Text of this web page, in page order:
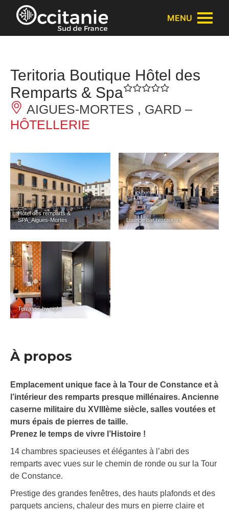
Panneau de gestion des cookies
MENU
Teritoria Boutique Hôtel des
Remparts & Spa
AIGUES-MORTES , GARD –
HÔTELLERIE
Hôtel des remparts &
SPA_Aigues-Mortes
Lounge bar restaurant
Terrasse by night
À propos
Emplacement unique face à la Tour de Constance et à
l’intérieur des remparts presque millénaires. Ancienne
caserne militaire du XVIIIème siècle, salles voutées et
murs épais de pierres de taille.
Prenez le temps de vivre l’Histoire !
14 chambres spacieuses et élégantes à l’abri des
remparts avec vues sur le chemin de ronde ou sur la Tour
de Constance.
Prestige des grandes fenêtres, des hauts plafonds et des
parquets anciens, chaleur des murs en pierre claire et